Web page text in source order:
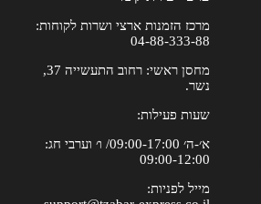
מרכז הזמנות ארצי ושרות לקוחות:
04-88-333-88
מחסן ראשי: רחוב התעשייה 37,
נשר.
שעות פעילות:
א׳-ה׳ 09:00-17:00/ ו׳ וערבי חג:
09:00-12:00
מייל לפניות: